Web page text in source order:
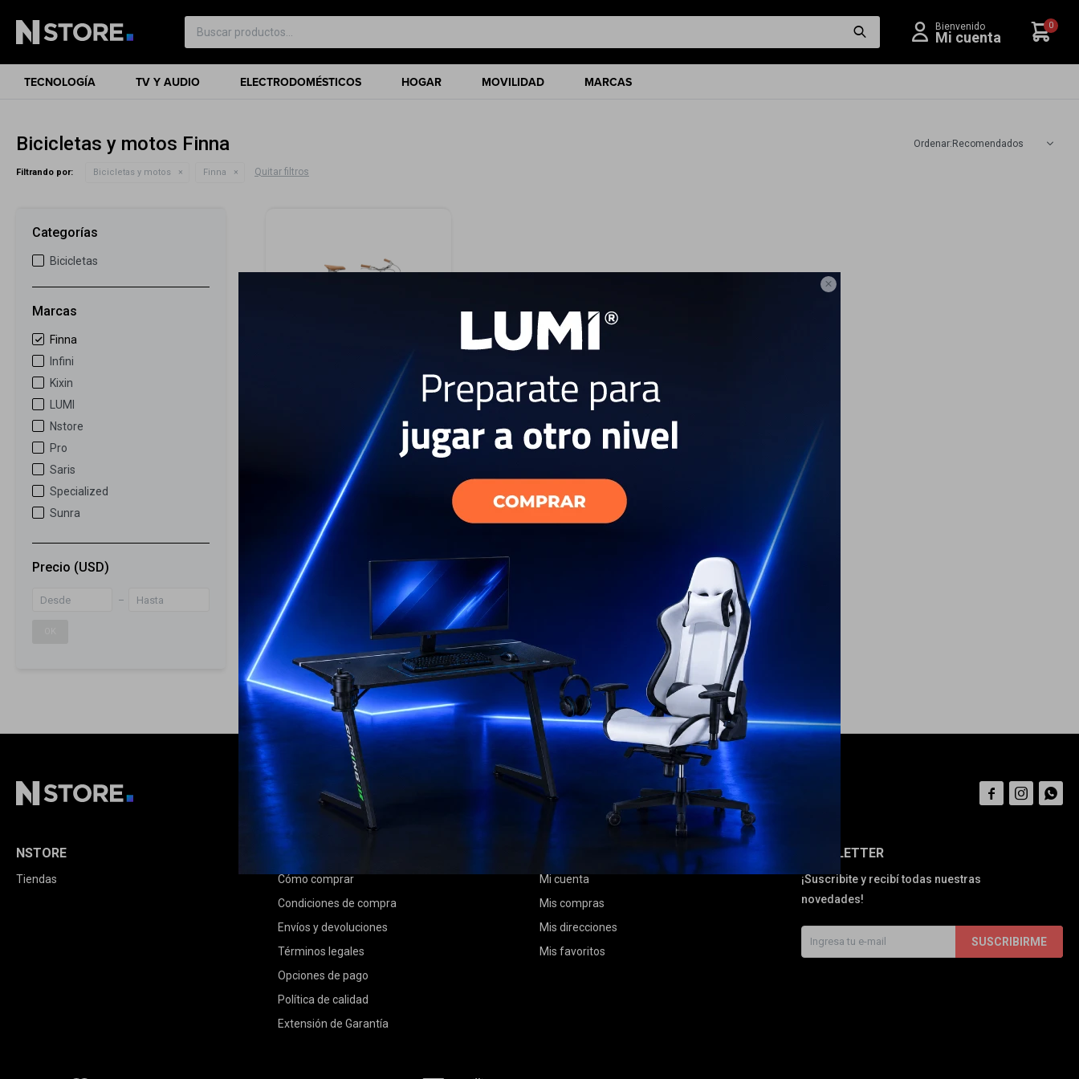

TECNOLOGÍA TV Y AUDIO ELECTRODOMÉSTICOS HOGAR MOVILIDAD MARCAS
0
Bicicletas y motos Finna Recomendados
Filtrando por: Bicicletas y motos Finna Quitar filtros
Bicicleta Vintage Hombre
USD116
ENVÍO A TODO EL PAÍS
Categorías
Bicicletas
Marcas
Finna
Infini
Kixin
LUMI
Nstore
Pro
Saris
Specialized
Sunra
Precio (USD)
NEWSLETTER
¡Suscribite y recibí todas nuestras
novedades!
SUSCRIBIRME
NSTORE
Tiendas
COMPRA
Cómo comprar
Condiciones de compra
Envíos y devoluciones
Términos legales
Opciones de pago
Política de calidad
Extensión de Garantía
Mi cuenta
Mis compras
Mis direcciones
Mis favoritos
  